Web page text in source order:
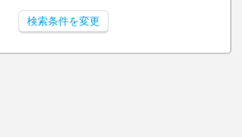
検索条件を変更